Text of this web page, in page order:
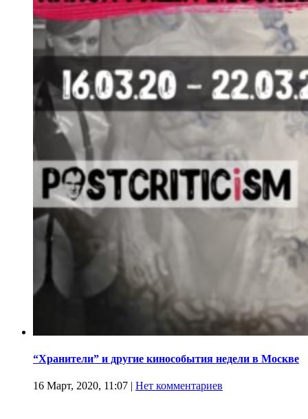
“Хранители” и другие кинособытия недели в Москве
16 Март, 2020, 11:07 | Нет комментариев